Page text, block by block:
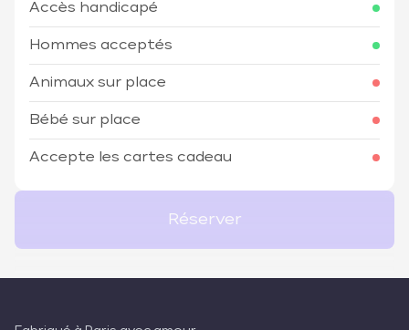
Accès handicapé
Hommes acceptés
Animaux sur place
Bébé sur place
Accepte les cartes cadeau
Réserver